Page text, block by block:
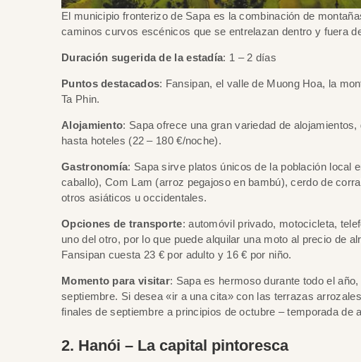
El municipio fronterizo de Sapa es la combinación de
caminos curvos escénicos que se entrelazan dentro y fuera
Duración sugerida de la estadía: 1 – 2 días
Puntos destacados: Fansipan, el valle de Muong Hoa, la
Ta Phin.
Alojamiento: Sapa ofrece una gran variedad de
hasta hoteles (22 – 180 €/noche).
Gastronomía: Sapa sirve platos únicos de la población local
caballo), Com Lam (arroz pegajoso en bambú), cerdo de
otros asiáticos u occidentales.
Opciones de transporte: automóvil privado, motocicleta,
uno del otro, por lo que puede alquilar una moto al precio de
Fansipan cuesta 23 € por adulto y 16 € por niño.
Momento para visitar: Sapa es hermoso durante todo el
septiembre. Si desea «ir a una cita» con las terrazas
finales de septiembre a principios de octubre – temporada de
2. Hanói – La capital pintoresca